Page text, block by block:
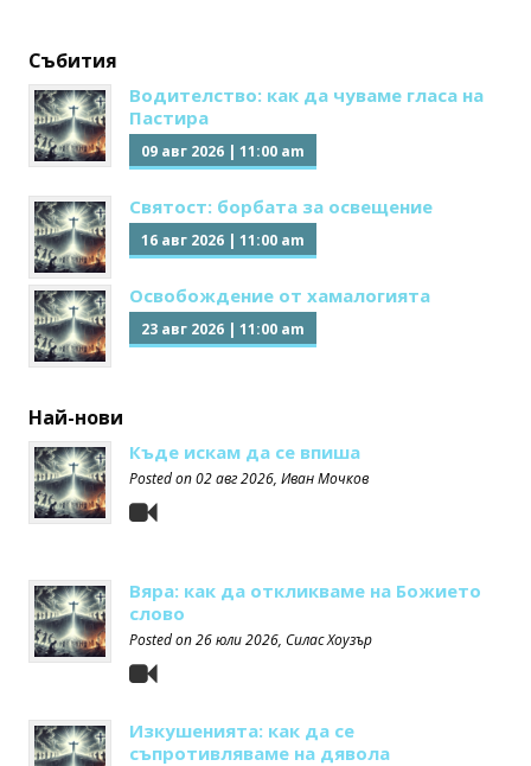
Събития
Водителство: как да чуваме гласа на
Пастира
09 авг 2026 | 11:00 am
Святост: борбата за освещение
16 авг 2026 | 11:00 am
Освобождение от хамалогията
23 авг 2026 | 11:00 am
Най-нови
Къде искам да се впиша
Posted on02 авг 2026, Иван Мочков
Вяра: как да откликваме на Божието
слово
Posted on26 юли 2026, Силас Хоузър
Изкушенията: как да се
съпротивляваме на дявола